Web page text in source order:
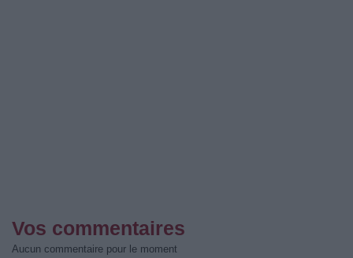
Vos commentaires
Aucun commentaire pour le moment